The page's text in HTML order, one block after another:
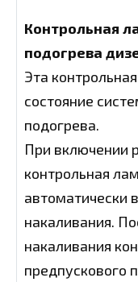
Контрольная
подогрева
Эта
состояние
подогрева.
При включении
контрольная
автоматически
накаливания.
накаливания
предпускового